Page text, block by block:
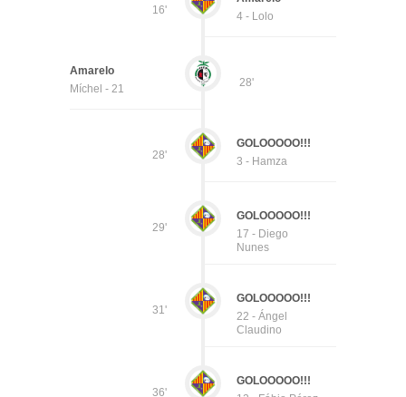
16'
4 - Lolo
28'
Amarelo
Míchel - 21
28'
GOLOOOOO!!!
3 - Hamza
29'
GOLOOOOO!!!
17 - Diego
Nunes
31'
GOLOOOOO!!!
22 - Ángel
Claudino
36'
GOLOOOOO!!!